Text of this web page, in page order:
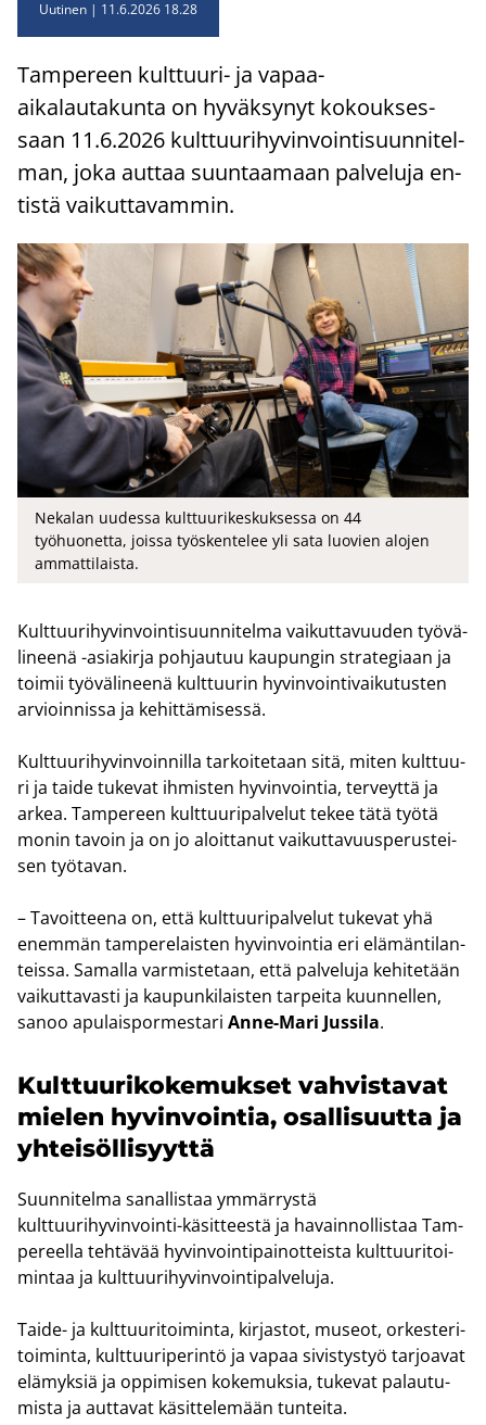
Uutinen 11.6.2026 18.28
Tam­pe­reen kulttuuri-​ ja vapaa-​
aikalautakunta on hy­väk­sy­nyt ko­kouk­ses­
saan 11.6.2026 kult­tuu­ri­hy­vin­voin­ti­suun­ni­tel­
man, joka aut­taa suun­taa­maan pal­ve­lu­ja en­
tis­tä vai­kut­ta­vam­min.
Nekalan uudessa kulttuurikeskuksessa on 44
työhuonetta, joissa työskentelee yli sata luovien alojen
ammattilaista.
Kult­tuu­ri­hy­vin­voin­ti­suun­ni­tel­ma vai­kut­ta­vuu­den työ­vä­
li­nee­nä -​asiakirja poh­jau­tuu kau­pun­gin stra­te­gi­aan ja
toi­mii työ­vä­li­nee­nä kult­tuu­rin hy­vin­voin­ti­vai­ku­tus­ten
ar­vioin­nis­sa ja ke­hit­tä­mi­ses­sä.
Kult­tuu­ri­hy­vin­voin­nil­la tar­koi­te­taan sitä, miten kult­tuu­
ri ja taide tu­ke­vat ih­mis­ten hy­vin­voin­tia, ter­veyt­tä ja
arkea. Tam­pe­reen kult­tuu­ri­pal­ve­lut tekee tätä työtä
monin ta­voin ja on jo aloit­ta­nut vai­kut­ta­vuus­pe­rus­tei­
sen työ­ta­van.
– Ta­voit­tee­na on, että kult­tuu­ri­pal­ve­lut tu­ke­vat yhä
enem­män tam­pe­re­lais­ten hy­vin­voin­tia eri elä­män­ti­lan­
teis­sa. Sa­mal­la var­mis­te­taan, että pal­ve­lu­ja ke­hi­te­tään
vai­kut­ta­vas­ti ja kau­pun­ki­lais­ten tar­pei­ta kuun­nel­len,
sanoo apu­lais­por­mes­ta­ri Anne-​Mari Jus­si­la.
Kult­tuu­ri­ko­ke­muk­set vah­vis­ta­vat
mie­len hy­vin­voin­tia, osal­li­suut­ta ja
yh­tei­söl­li­syyt­tä
Suun­ni­tel­ma sa­nal­lis­taa ym­mär­rys­tä
kulttuurihyvinvointi-​käsitteestä ja ha­vain­nol­lis­taa Tam­
pe­reel­la teh­tä­vää hy­vin­voin­ti­pai­not­teis­ta kult­tuu­ri­toi­
min­taa ja kult­tuu­ri­hy­vin­voin­ti­pal­ve­lu­ja.
Taide-​ ja kult­tuu­ri­toi­min­ta, kir­jas­tot, museot, or­kes­te­ri­
toi­min­ta, kult­tuu­ri­pe­rin­tö ja vapaa si­vis­tys­työ tar­joa­vat
elä­myk­siä ja op­pi­mi­sen ko­ke­muk­sia, tu­ke­vat pa­lau­tu­
mis­ta ja aut­ta­vat kä­sit­te­le­mään tun­tei­ta.